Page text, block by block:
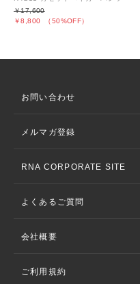
￥8,800 （50%OFF）
￥17,600
お問い合わせ
メルマガ登録
RNA CORPORATE SITE
よくあるご質問
会社概要
ご利用規約